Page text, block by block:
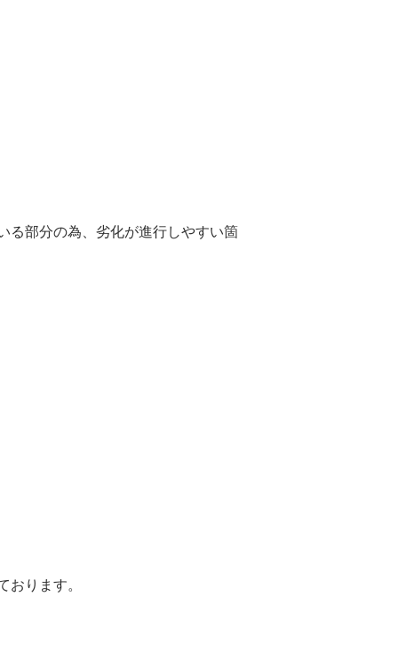
る部分の為、劣化が進行しやすい箇
おります。